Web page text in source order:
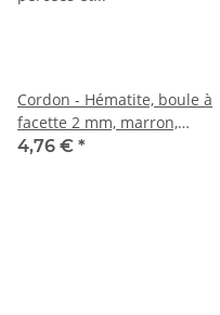
Cordon - Hématite, boule à
facette 2 mm, marron,
longueur 38 cm /1879
4,76 € *